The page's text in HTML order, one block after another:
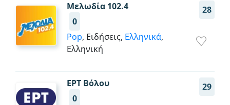
Μελωδία 102.4
28
0
Pop, Ειδήσεις, Ελληνικά,
Ελληνική
ΕΡΤ Βόλου
29
0